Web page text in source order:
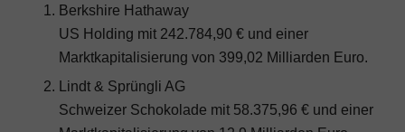
Berkshire Hathaway
US Holding mit 242.784,90 € und einer
Marktkapitalisierung von 399,02 Milliarden Euro.
Lindt & Sprüngli AG
Schweizer Schokolade mit 58.375,96 € und einer